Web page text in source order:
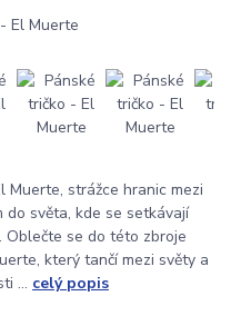
Muerte, strážce hranic mezi
do světa, kde se setkávají
Oblečte se do této zbroje
který tančí mezi světy a
... celý popis